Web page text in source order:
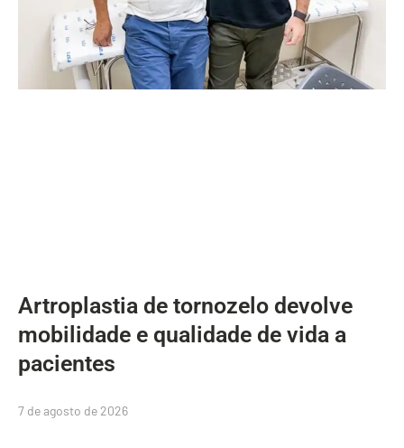
Artroplastia de tornozelo devolve
mobilidade e qualidade de vida a
pacientes
7 de agosto de 2026